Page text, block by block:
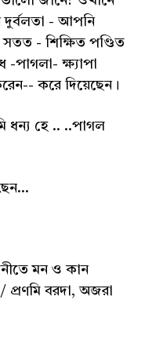
দুর্বলতা - আপনি
সতত - শিক্ষিত পণ্ডিত
পাগলা- ক্ষ্যাপা
করে দিয়েছেন।
হে .. ..পাগল
মন ও কান
বরদা, অজরা